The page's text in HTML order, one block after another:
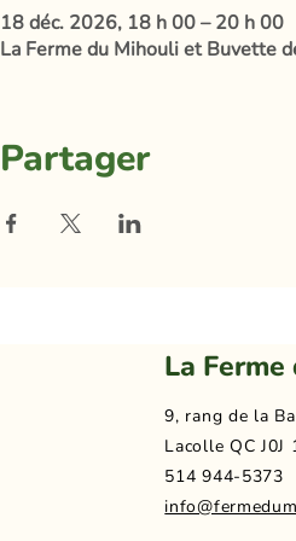
18 déc. 2026, 18 h 00 – 20 h 00
La Ferme du Mihouli et Buvette
Partager
La
9, rang de la
Lacolle QC J0J
514 944-5373